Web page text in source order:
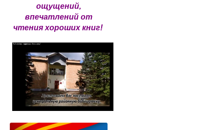
ощущений,
впечатлений от
чтения хороших книг!